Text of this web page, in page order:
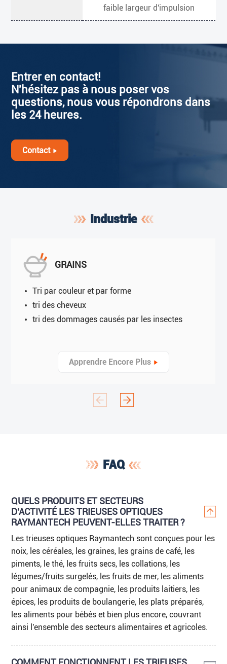
faible largeur d'impulsion
Entrer en contact!
N'hésitez pas à nous poser vos
questions, nous vous répondrons dans
les 24 heures.
Contact
Industrie
GRAINS
Tri par couleur et par forme
tri des cheveux
tri des dommages causés par les insectes
Apprendre Encore Plus
FAQ
QUELS PRODUITS ET SECTEURS
D'ACTIVITÉ LES TRIEUSES OPTIQUES
RAYMANTECH PEUVENT-ELLES TRAITER ?
Les trieuses optiques Raymantech sont conçues pour les
noix, les céréales, les graines, les grains de café, les
piments, le thé, les fruits secs, les collations, les
légumes/fruits surgelés, les fruits de mer, les aliments
pour animaux de compagnie, les produits laitiers, les
épices, les produits de boulangerie, les plats préparés,
les aliments pour bébés et bien plus encore, couvrant
ainsi l'ensemble des secteurs alimentaires et agricoles.